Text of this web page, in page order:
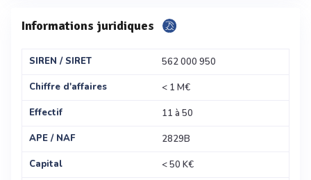
Informations juridiques
SIREN / SIRET
562 000 950
Chiffre d'affaires
< 1 M€
Effectif
11 à 50
APE / NAF
2829B
Capital
< 50 K€